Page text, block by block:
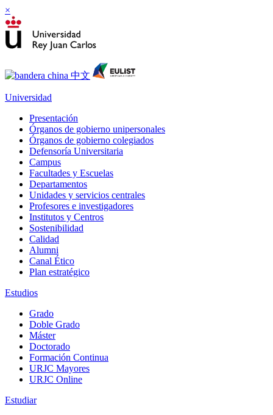
×
Universidad
Presentación
Órganos de gobierno unipersonales
Órganos de gobierno colegiados
Defensoría Universitaria
Campus
Facultades y Escuelas
Departamentos
Unidades y servicios centrales
Profesores e investigadores
Institutos y Centros
Sostenibilidad
Calidad
Alumni
Canal Ético
Plan estratégico
Estudios
Grado
Doble Grado
Máster
Doctorado
Formación Continua
URJC Mayores
URJC Online
Estudiar